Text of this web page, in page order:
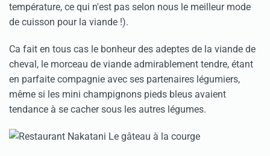
température, ce qui n'est pas selon nous le meilleur mode
de cuisson pour la viande !).
Ca fait en tous cas le bonheur des adeptes de la viande de
cheval, le morceau de viande admirablement tendre, étant
en parfaite compagnie avec ses partenaires légumiers,
même si les mini champignons pieds bleus avaient
tendance à se cacher sous les autres légumes.